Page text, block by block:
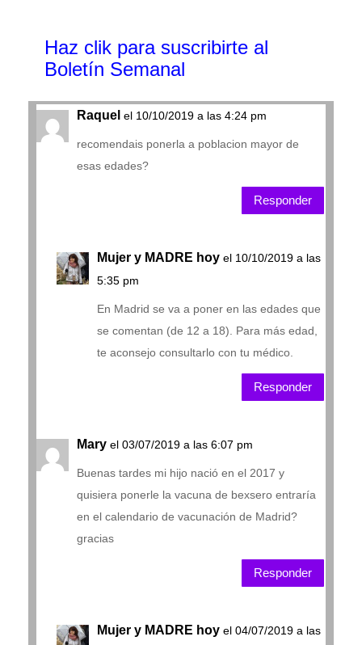
Haz clik para suscribirte al
Boletín Semanal
Raquel el 10/10/2019 a las 4:24 pm
recomendais ponerla a poblacion mayor de
esas edades?
Responder
Mujer y MADRE hoy el 10/10/2019 a las
5:35 pm
En Madrid se va a poner en las edades que
se comentan (de 12 a 18). Para más edad,
te aconsejo consultarlo con tu médico.
Responder
Mary el 03/07/2019 a las 6:07 pm
Buenas tardes mi hijo nació en el 2017 y
quisiera ponerle la vacuna de bexsero entraría
en el calendario de vacunación de Madrid?
gracias
Responder
Mujer y MADRE hoy el 04/07/2019 a las